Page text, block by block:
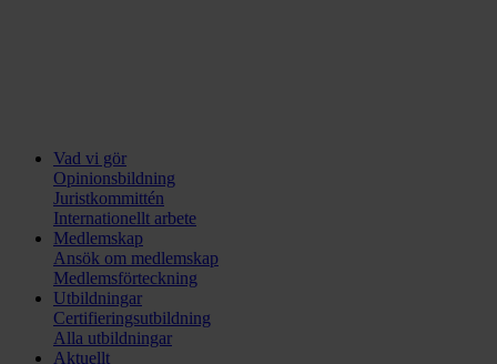
Vad vi gör
Opinionsbildning
Juristkommittén
Internationellt arbete
Medlemskap
Ansök om medlemskap
Medlemsförteckning
Utbildningar
Certifieringsutbildning
Alla utbildningar
Aktuellt